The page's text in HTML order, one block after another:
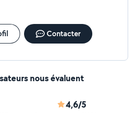
Contacter
nous évaluent
4,6/5